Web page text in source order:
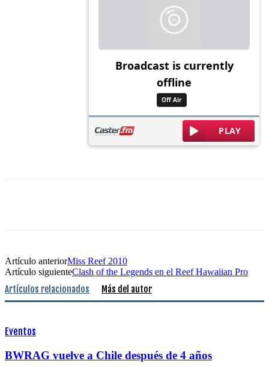
Artículo anteriorMiss Reef 2010
Artículo siguienteClash of the Legends en el Reef Hawaiian Pro
Artículos relacionados Más del autor
Eventos
BWRAG vuelve a Chile después de 4 años